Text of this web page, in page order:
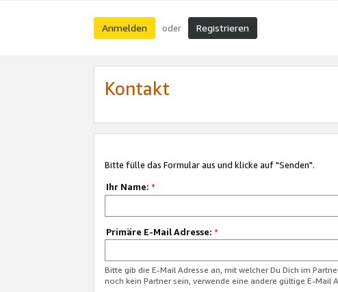
Anmelden oder Registrieren
Kontakt
Bitte fülle das Formular aus und klicke auf "Senden".
Ihr Name: *
Primäre E-Mail Adresse: *
Bitte gib die E-Mail Adresse an, mit welcher Du Dich im
noch kein Partner sein, verwende eine andere gültige E-Mail